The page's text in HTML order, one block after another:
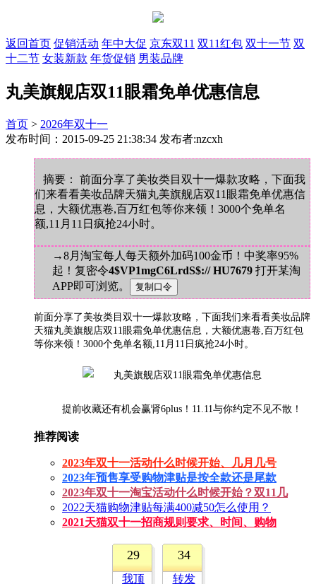
返回首页 促销活动 年中大促 京东双11 双11红包 双十一节 双
十二节 女装新款 年货促销 男装品牌
丸美旗舰店双11眼霜免单优惠信息
首页 > 2026年双十一
发布时间：2015-09-25 21:38:34 发布者:nzcxh
摘要： 前面分享了美妆类目双十一爆款攻略，下面我
们来看看美妆品牌天猫丸美旗舰店双11眼霜免单优惠信
息，大额优惠卷,百万红包等你来领！3000个免单名
额,11月11日疯抢24小时。
→8月淘宝每人每天额外加码100金币！中奖率95%
起！复密令4$VP1mgC6LrdS$:// HU7679 打开某淘
APP即可浏览。
前面分享了美妆类目双十一爆款攻略，下面我们来看看美妆品牌
天猫丸美旗舰店双11眼霜免单优惠信息，大额优惠卷,百万红包
等你来领！3000个免单名额,11月11日疯抢24小时。
提前收藏还有机会赢肾6plus！11.11与你约定不见不散！
推荐阅读
2023年双十一活动什么时候开始、几月几号
2023年预售享受购物津贴是按全款还是尾款
2023年双十一淘宝活动什么时候开始？双11几
2022天猫购物津贴每满400减50怎么使用？
2021天猫双十一招商规则要求、时间、购物
29
我顶
34
转发